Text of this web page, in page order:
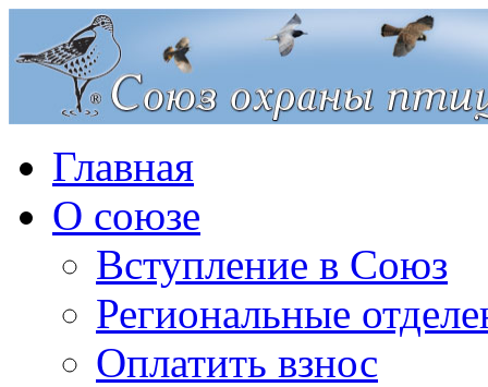
Главная
О союзе
Вступление в Союз
Региональные
Оплатить взнос